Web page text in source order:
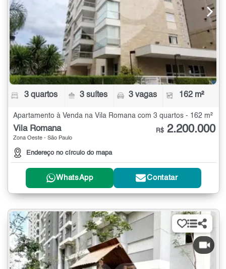
3 quartos 3 suítes 3 vagas 162 m²
Apartamento à Venda na Vila Romana com 3 quartos - 162 m²
Vila Romana
Zona Oeste - São Paulo
Endereço no círculo do mapa
R$ 2.200.000
WhatsApp Contatar